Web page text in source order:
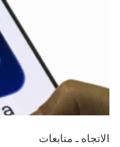
الاتجاه ـ متابعات